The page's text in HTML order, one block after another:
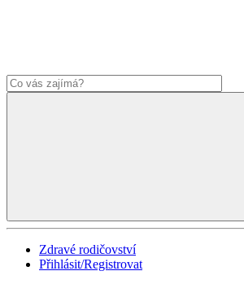
Zdravé rodičovství
Přihlásit/Registrovat